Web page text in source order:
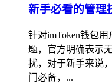
新手必看的管理
针对imToken钱包
题，官方明确表示
扰，对于新手来说
门必备，...